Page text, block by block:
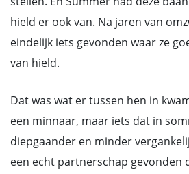
hield er ook van. Na jaren van
eindelijk iets gevonden waar ze
van hield.
Dat was wat er tussen hen in
een minnaar, maar iets dat in
diepgaander en minder
een echt partnerschap gevonden